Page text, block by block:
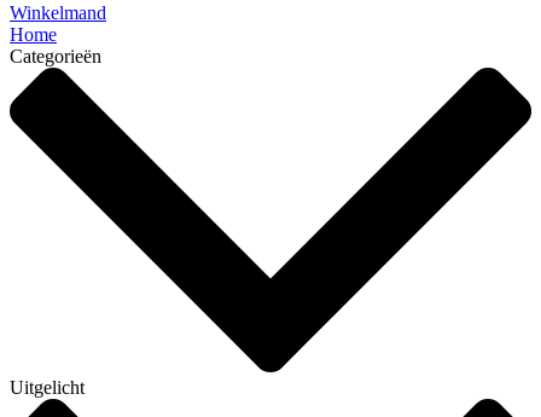
Winkelmand
Home
Categorieën
Uitgelicht